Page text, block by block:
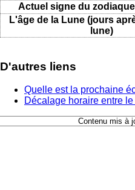
Actuel signe du
L'âge de la Lune (jours
lune)
D'autres liens
Quelle est la prochaine
Décalage horaire entre
Contenu mis à